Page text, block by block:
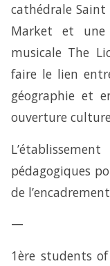
cathédrale
Market et
musicale The
faire le lien
géographie et
ouverture
pédagogiques
de
—
1ère students